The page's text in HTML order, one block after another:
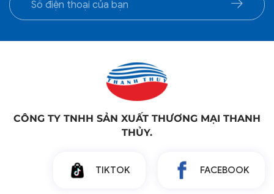
#thamhut #thoangmat #cotton #tici
CÔNG TY TNHH SẢN XUẤT THƯƠNG MẠI THANH
THỦY.
TIKTOK FACEBOOK